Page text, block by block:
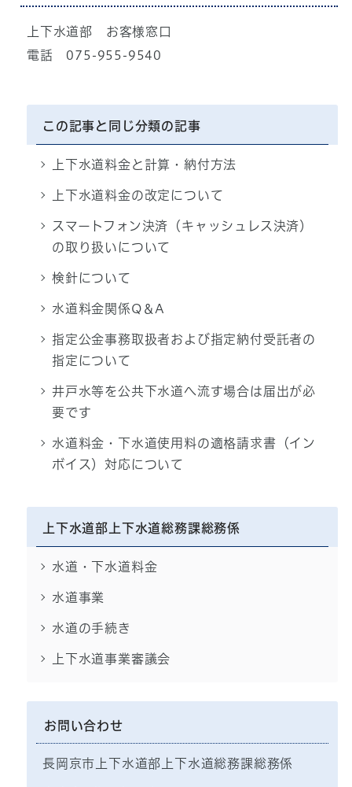
上下水道部 お客様窓口
電話 075-955-9540
この記事と同じ分類の記事
上下水道料金と計算・納付方法
上下水道料金の改定について
スマートフォン決済（キャッシュレス決済）
の取り扱いについて
検針について
水道料金関係Q＆A
指定公金事務取扱者および指定納付受託者の
指定について
井戸水等を公共下水道へ流す場合は届出が必
要です
水道料金・下水道使用料の適格請求書（イン
ボイス）対応について
上下水道部上下水道総務課総務係
水道・下水道料金
水道事業
水道の手続き
上下水道事業審議会
お問い合わせ
長岡京市上下水道部上下水道総務課総務係